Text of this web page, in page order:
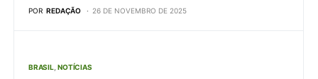
POR REDAÇÃO 26 DE NOVEMBRO DE 2025
BRASIL NOTÍCIAS